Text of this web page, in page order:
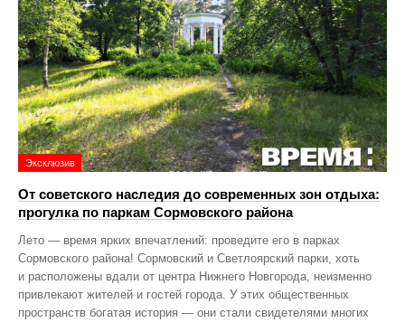
Эксклюзив
От советского наследия до современных зон отдыха:
прогулка по паркам Сормовского района
Лето — время ярких впечатлений: проведите его в парках
Сормовского района! Сормовский и Светлоярский парки, хоть
и расположены вдали от центра Нижнего Новгорода, неизменно
привлекают жителей и гостей города. У этих общественных
пространств богатая история — они стали свидетелями многих